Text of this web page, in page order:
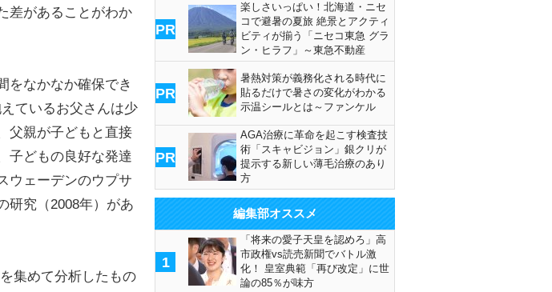
差があることがわか
をなかなか確保でき
ているお父さんは少
父親が子どもと直接
子どもの良好な発達
ウェーデンのウプサ
研究（2008年）があ
集めて分析したもの
PR
楽しさいっぱい！北海道・ニセ
コで避暑の夏旅 絶景とアクティ
ビティが揃う「ニセコ東急 グラ
ン・ヒラフ」～東急不動産
PR
暑熱対策が義務化される時代に
貼るだけで暑さの変化がわかる
示温シールとは～ファンケル
PR
AGA治療に革命を起こす検査技
術「スキャビジョン」銀クリが
提示する新しい薄毛治療のあり
方
編集部オススメ
1
「将来の愛子天皇を認めろ」高
市政権vs読売新聞でバトル激
化！ 皇室典範「再び改定」に世
論の85％が味方